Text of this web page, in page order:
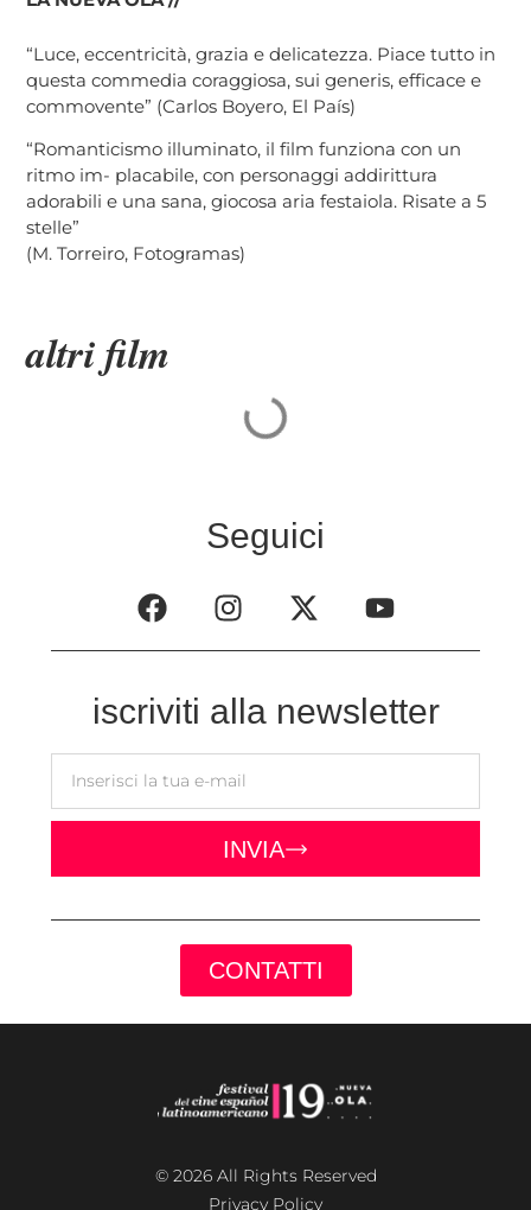
“Luce, eccentricità, grazia e delicatezza. Piace tutto in
questa commedia coraggiosa, sui generis, efficace e
commovente” (Carlos Boyero, El País)
“Romanticismo illuminato, il film funziona con un
ritmo im- placabile, con personaggi addirittura
adorabili e una sana, giocosa aria festaiola. Risate a 5
stelle”
(M. Torreiro, Fotogramas)
altri film
Seguici
iscriviti alla newsletter
INVIA
CONTATTI
© 2026 All Rights Reserved
Privacy Policy